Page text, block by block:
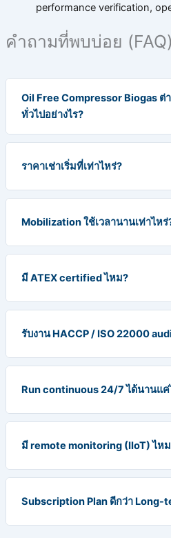
performance verification,
คำถามที่พบบ่อย (FAQ)
Oil Free Compressor Biogas ต่
ทั่วไปอย่างไร?
ราคาเช่าเริ่มที่เท่าไหร่?
Mobilization ใช้เวลานานเท่าไหร่
มี ATEX certified ไหม?
รับงาน HACCP / ISO 22000
Run continuous 24/7 ได้นานแ
มี remote monitoring (IIoT) ไห
Subscription Plan ดีกว่า Long-